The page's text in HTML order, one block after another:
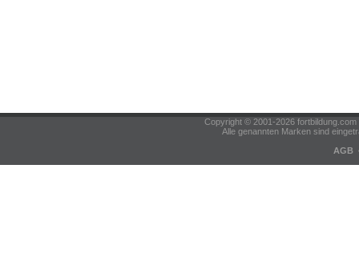
Copyright © 2001-2026
Alle genannten Marken sind
AGB